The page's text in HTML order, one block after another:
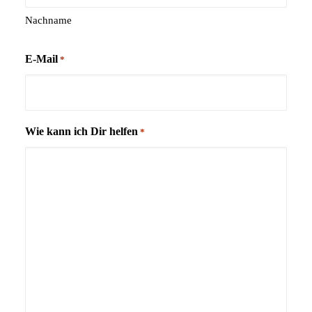
Nachname
E-Mail *
Wie kann ich Dir helfen *